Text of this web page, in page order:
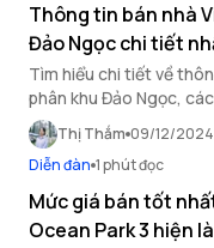
Thông tin bán nhà
Đảo Ngọc chi tiết
Tìm hiểu chi tiết về
phân khu Đảo Ngọc,
năng đầu tư tại khu đô
Thị Thắm 09/12/2024
Diễn đàn 1 phút đọc
Mức giá bán tốt
Ocean Park 3 hiện